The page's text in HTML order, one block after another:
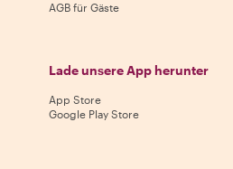
AGB für Gäste
Lade unsere App herunter
App Store
Google Play Store